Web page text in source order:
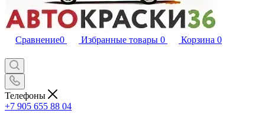
Сравнение0 Избранные товары 0 Корзина 0
Телефоны
+7 905 655 88 04